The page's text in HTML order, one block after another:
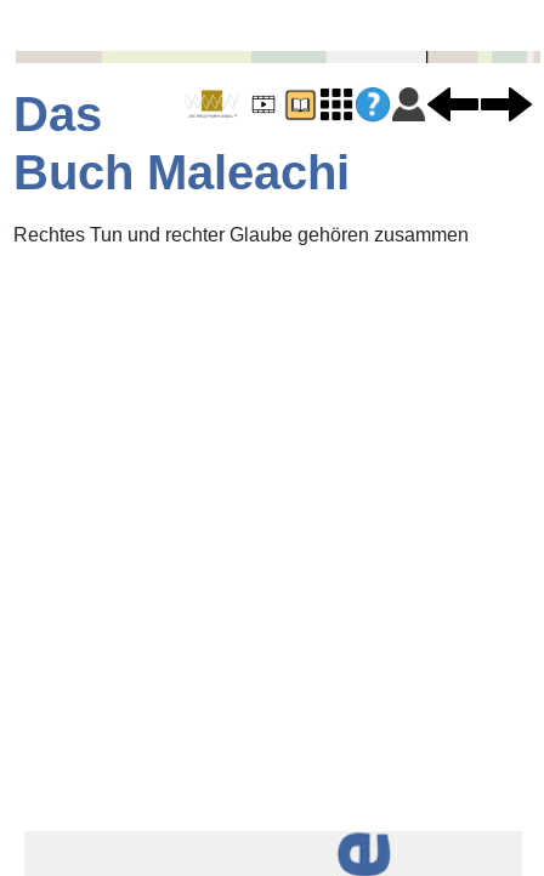
Das
Buch Maleachi
Rechtes Tun und rechter Glaube gehören zusammen